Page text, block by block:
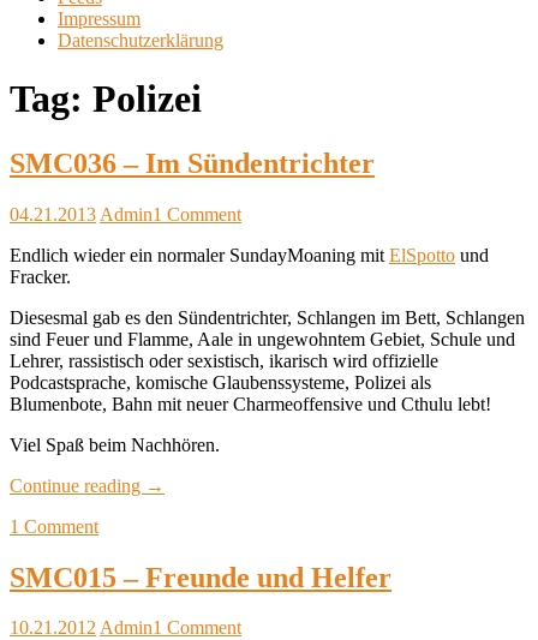
Impressum
Datenschutzerklärung
Tag: Polizei
SMC036 – Im Sündentrichter
04.21.2013 Admin1 Comment
Endlich wieder ein normaler SundayMoaning mit ElSpotto und
Fracker.
Diesesmal gab es den Sündentrichter, Schlangen im Bett, Schlangen
sind Feuer und Flamme, Aale in ungewohntem Gebiet, Schule und
Lehrer, rassistisch oder sexistisch, ikarisch wird offizielle
Podcastsprache, komische Glaubenssysteme, Polizei als
Blumenbote, Bahn mit neuer Charmeoffensive und Cthulu lebt!
Viel Spaß beim Nachhören.
Continue reading →
1 Comment
SMC015 – Freunde und Helfer
10.21.2012Admin1 Comment